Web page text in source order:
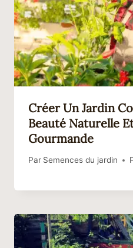
Créer Un Jardin
Beauté Naturelle
Gourmande
Par Semences du jardin